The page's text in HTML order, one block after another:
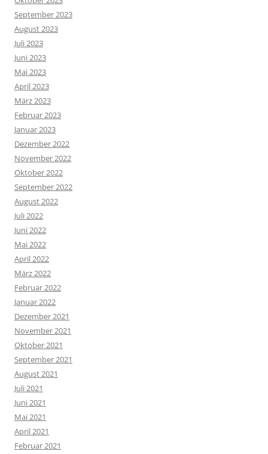
September 2023
August 2023
Juli 2023
Juni 2023
Mai 2023
April 2023
März 2023
Februar 2023
Januar 2023
Dezember 2022
November 2022
Oktober 2022
September 2022
August 2022
Juli 2022
Juni 2022
Mai 2022
April 2022
März 2022
Februar 2022
Januar 2022
Dezember 2021
November 2021
Oktober 2021
September 2021
August 2021
Juli 2021
Juni 2021
Mai 2021
April 2021
Februar 2021